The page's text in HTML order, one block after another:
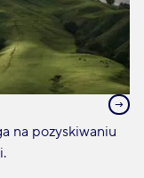
na pozyskiwaniu